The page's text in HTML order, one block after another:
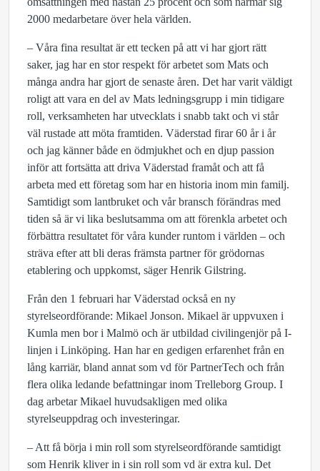
2000 medarbetare över hela världen.
– Våra fina resultat är ett tecken på att vi har gjort rätt
saker, jag har en stor respekt för arbetet som Mats och
många andra har gjort de senaste åren. Det har varit väldigt
roligt att vara en del av Mats ledningsgrupp i min tidigare
roll, verksamheten har utvecklats i snabb takt och vi står
väl rustade att möta framtiden. Väderstad firar 60 år i år
och jag känner både en ödmjukhet och en djup passion
inför att fortsätta att driva Väderstad framåt och att få
arbeta med ett företag som har en historia inom min familj.
Samtidigt som lantbruket och vår bransch förändras med
tiden så är vi lika beslutsamma om att förenkla arbetet och
förbättra resultatet för våra kunder runtom i världen – och
sträva efter att bli deras främsta partner för grödornas
etablering och uppkomst, säger Henrik Gilstring.
Från den 1 februari har Väderstad också en ny
styrelseordförande: Mikael Jonson. Mikael är uppvuxen i
Kumla men bor i Malmö och är utbildad civilingenjör på I-
linjen i Linköping. Han har en gedigen erfarenhet från en
lång karriär, bland annat som vd för PartnerTech och från
flera olika ledande befattningar inom Trelleborg Group. I
dag arbetar Mikael huvudsakligen med olika
styrelseuppdrag och investeringar.
– Att få börja i min roll som styrelseordförande samtidigt
som Henrik kliver in i sin roll som vd är extra kul. Det